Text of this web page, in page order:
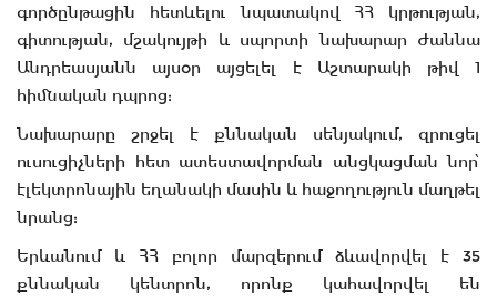
գործընթացին հետևելու նպատակով ՀՀ կրթության,
գիտության, մշակույթի և սպորտի նախարար Ժաննա
Անդրեասյանն այսօր այցելել է Աշտարակի թիվ 1
հիմնական դպրոց:
Նախարարը շրջել է քննական սենյակում, զրուցել
ուսուցիչների հետ ատեստավորման անցկացման նոր՝
էլեկտրոնային եղանակի մասին և հաջողություն մաղթել
նրանց:
Երևանում և ՀՀ բոլոր մարզերում ձևավորվել է 35
քննական կենտրոն, որոնք կահավորվել են